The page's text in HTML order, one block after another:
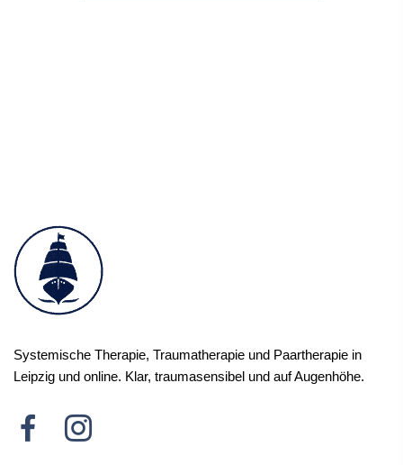
Systemische Therapie, Traumatherapie und Paartherapie in
Leipzig und online. Klar, traumasensibel und auf Augenhöhe.